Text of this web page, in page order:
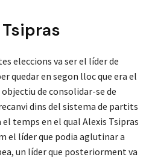
eleccions va ser el líder de
quedar en segon lloc que era el
de consolidar-se de
dins del sistema de partits
temps en el qual Alexis Tsipras
el líder que podia aglutinar a
un líder que posteriorment va